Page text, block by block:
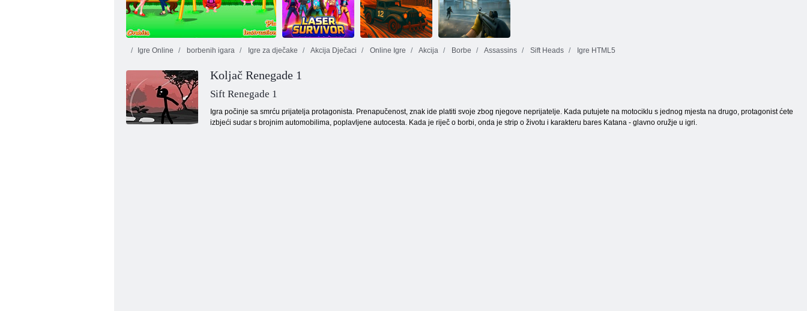
Snake Den Escape
Klasična
krestiki- pete
COGAM:
Izgradite svoju
kuću
Farma ovaca
Igre Online borbenih igara Igre za dječake Akcija Dječaci Online Igre Akcija Borbe Assassins Sift Heads Igre HTML5
Koljač Renegade 1
Sift Renegade 1
Igra počinje sa smrću prijatelja protagonista. Prenapučenost, znak ide platiti svoje zbog njegove neprijatelje. Kada putujete na motociklu s jednog mjesta na drugo, protagonist ćete
izbjeći sudar s brojnim automobilima, poplavljene autocesta. Kada je riječ o borbi, onda je strip o životu i karakteru bares Katana - glavno oružje u ​​igri.